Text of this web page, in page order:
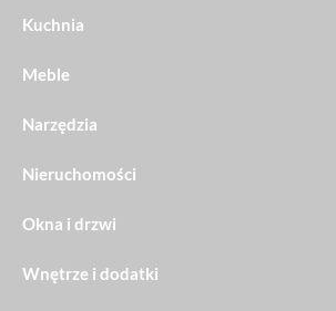
Kuchnia
Meble
Narzędzia
Nieruchomości
Okna i drzwi
Wnętrze i dodatki